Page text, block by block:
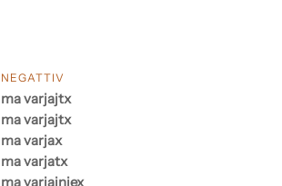
NEGATTIV
ma varjajtx
ma varjajtx
ma varjax
ma varjatx
ma varjajniex